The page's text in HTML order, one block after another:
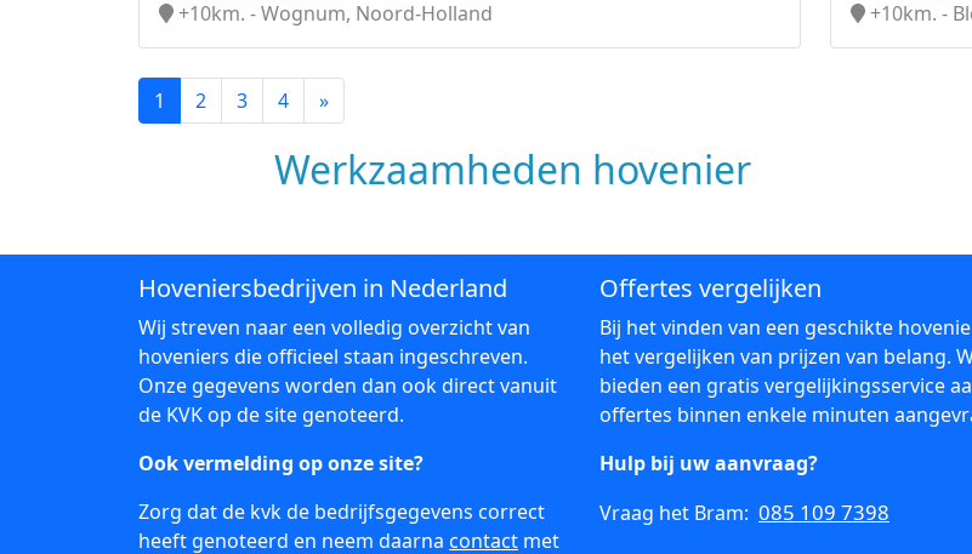
+10km. - Wognum, Noord-Holland
+10km. -
1 2 3 4 »
Werkzaamheden hovenier
Hoveniersbedrijven in Nederland
Wij streven naar een volledig overzicht van
hoveniers die officieel staan ingeschreven.
Onze gegevens worden dan ook direct vanuit
de KVK op de site genoteerd.
Ook vermelding op onze site?
Zorg dat de kvk de bedrijfsgegevens correct
heeft genoteerd en neem daarna contact met
Offertes vergelijken
Bij het vinden van een geschikte
het vergelijken van prijzen van belang.
bieden een gratis vergelijkingsservice
offertes binnen enkele minuten
Hulp bij uw aanvraag?
Vraag het Bram: 085 109 7398